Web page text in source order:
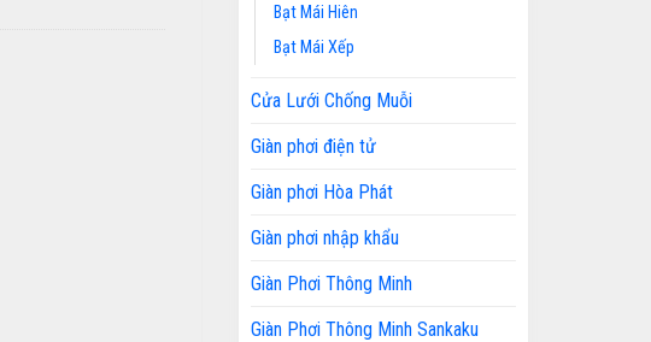
Bạt Mái Hiên
Bạt Mái Xếp
Cửa Lưới Chống Muỗi
Giàn phơi điện tử
Giàn phơi Hòa Phát
Giàn phơi nhập khẩu
Giàn Phơi Thông Minh
Giàn Phơi Thông Minh Sankaku